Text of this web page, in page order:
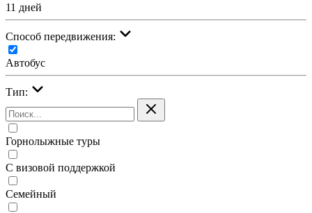
11 дней
Cпособ передвижения:
Автобус
Тип:
Горнолыжные туры
С визовой поддержкой
Семейный